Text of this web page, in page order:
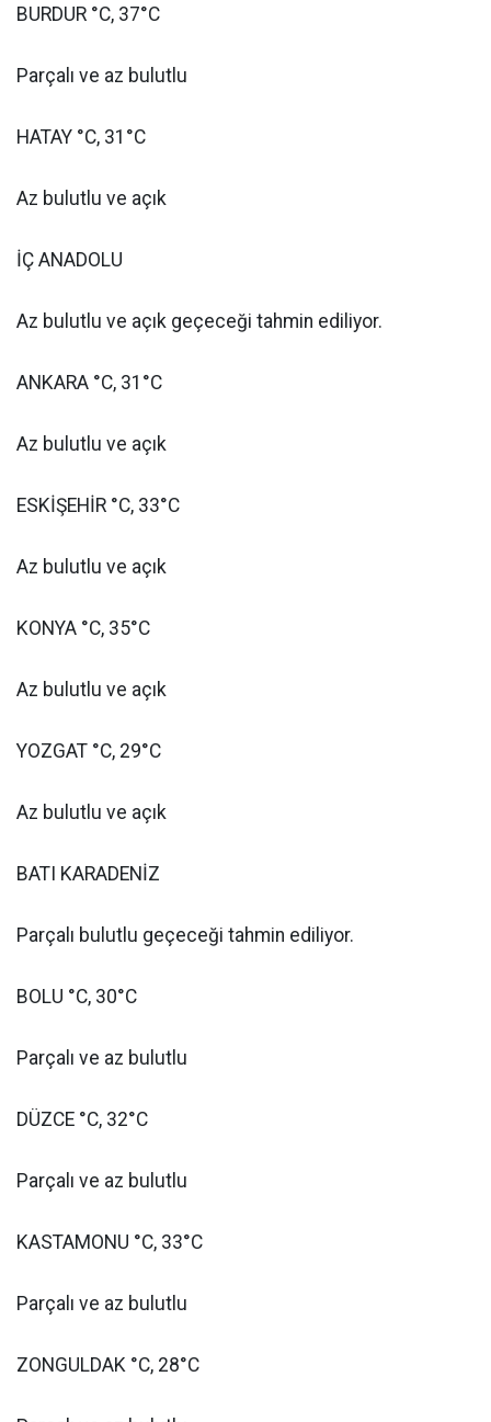
BURDUR °C, 37°C
Parçalı ve az bulutlu
HATAY °C, 31°C
Az bulutlu ve açık
İÇ ANADOLU
Az bulutlu ve açık geçeceği tahmin ediliyor.
ANKARA °C, 31°C
Az bulutlu ve açık
ESKİŞEHİR °C, 33°C
Az bulutlu ve açık
KONYA °C, 35°C
Az bulutlu ve açık
YOZGAT °C, 29°C
Az bulutlu ve açık
BATI KARADENİZ
Parçalı bulutlu geçeceği tahmin ediliyor.
BOLU °C, 30°C
Parçalı ve az bulutlu
DÜZCE °C, 32°C
Parçalı ve az bulutlu
KASTAMONU °C, 33°C
Parçalı ve az bulutlu
ZONGULDAK °C, 28°C